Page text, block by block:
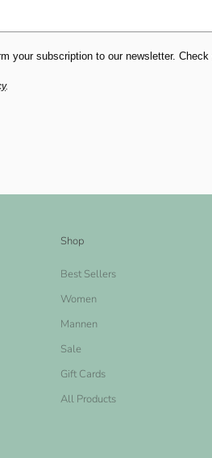
your subscription to our newsletter.
.
Shop
Best Sellers
Women
Mannen
Sale
Gift Cards
All Products